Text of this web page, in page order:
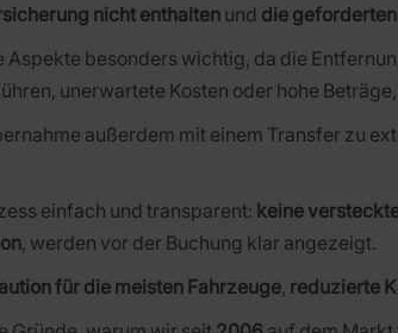
nicht enthaltenund die
Aspekte besonders wichtig, da die
unerwartete Kosten oder hohe
außerdem mit einem Transfer zu
einfach und transparent: keine
, werden vor der Buchung klar angezeigt.
für die meisten Fahrzeuge, reduzierte